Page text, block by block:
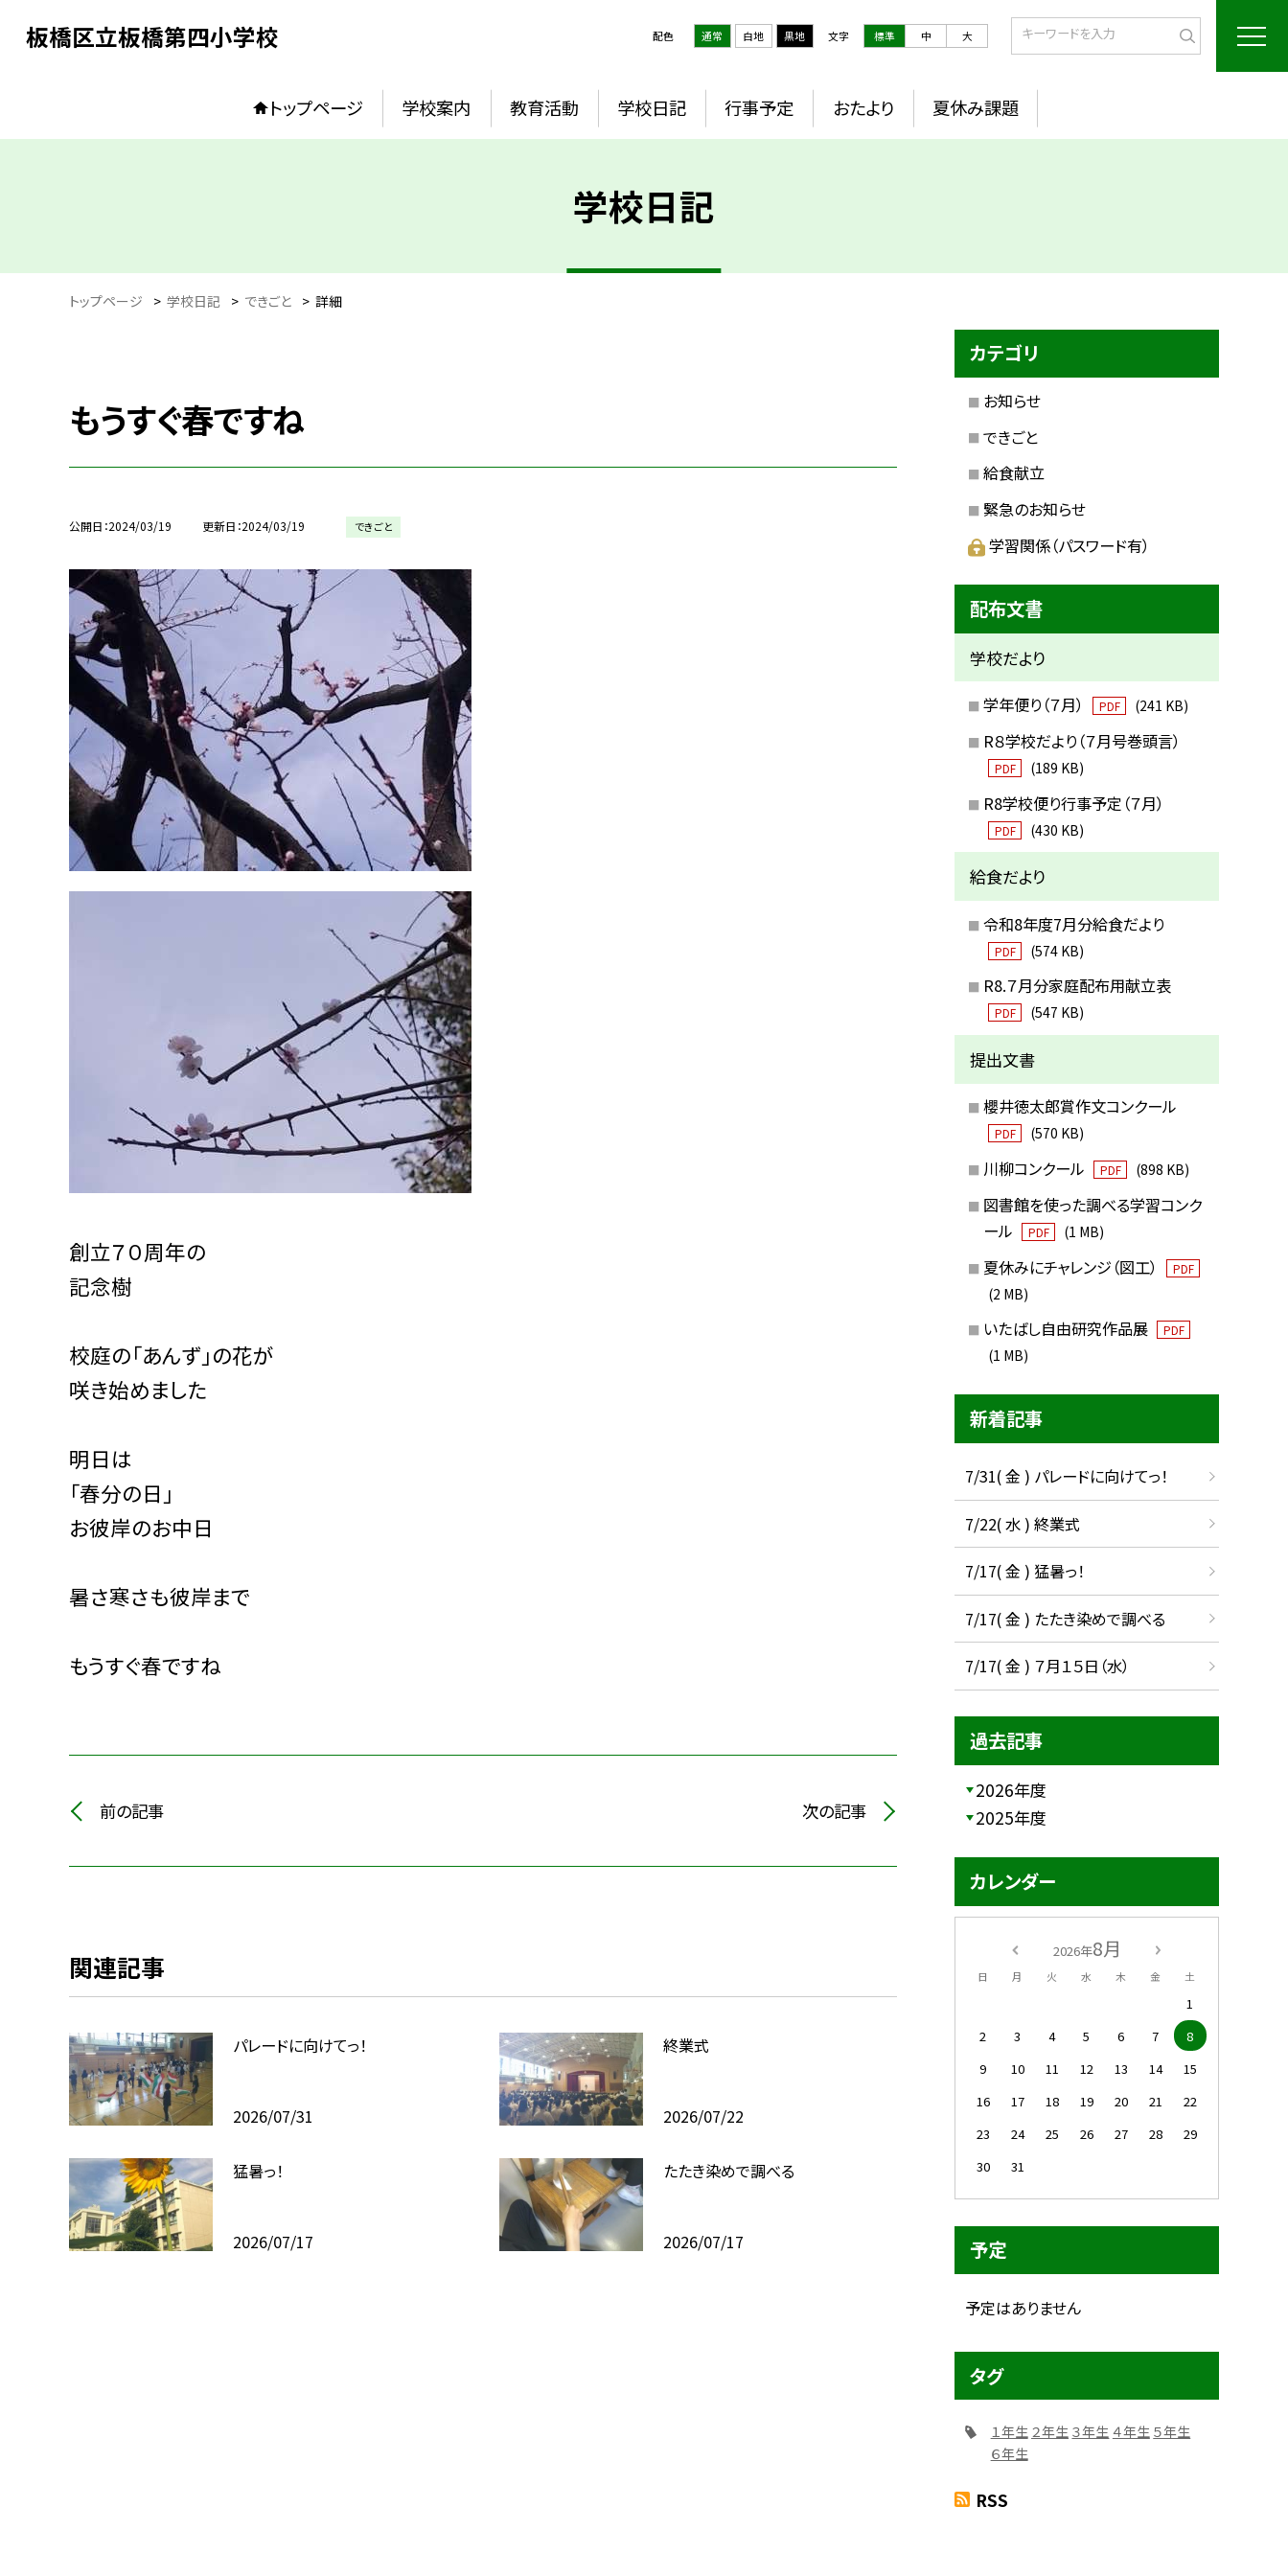
板橋区立板橋第四小学校 配色 通常 白地 黒地 文字 標準 中 大
トップページ 学校案内 教育活動 学校日記 行事予定 おたより 夏休み課題
学校日記
トップページ > 学校日記 > できごと > 詳細
もうすぐ春ですね
公開日 2024/03/19 更新日 2024/03/19 できごと
創立７０周年の
記念樹
校庭の「あんず」の花が
咲き始めました
明日は
「春分の日」
お彼岸のお中日
暑さ寒さも彼岸まで
もうすぐ春ですね
前の記事 次の記事
関連記事
パレードに向けてっ！
2026/07/31
終業式
2026/07/22
猛暑っ！
2026/07/17
たたき染めで調べる
2026/07/17
カテゴリ
お知らせ
できごと
給食献立
緊急のお知らせ
学習関係（パスワード有）
配布文書
学校だより
学年便り（７月） PDF (241 KB)
R８学校だより（７月号巻頭言）
PDF (189 KB)
R8学校便り行事予定（７月）
PDF (430 KB)
給食だより
令和8年度7月分給食だより
PDF (574 KB)
R8.７月分家庭配布用献立表
PDF (547 KB)
提出文書
櫻井徳太郎賞作文コンクール
PDF (570 KB)
川柳コンクール PDF (898 KB)
図書館を使った調べる学習コンク
ール
PDF (1 MB)
夏休みにチャレンジ（図工） PDF
(2 MB)
いたばし自由研究作品展 PDF
(1 MB)
新着記事
7/31( 金 ) パレードに向けてっ！
7/22( 水 ) 終業式
7/17( 金 ) 猛暑っ！
7/17( 金 ) たたき染めで調べる
7/17( 金 ) ７月１５日（水）
過去記事
2026年度
2025年度
カレンダー
2026年8月
日 月 火 水 木 金 土
1
2
3 4 5 6 7
8
9
10 11 12 13 14
15
16
17 18 19 20 21
22
23
24 25 26 27 28
29
30
31
予定
予定はありません
タグ
１年生 ２年生 ３年生 ４年生 ５年生
６年生
RSS